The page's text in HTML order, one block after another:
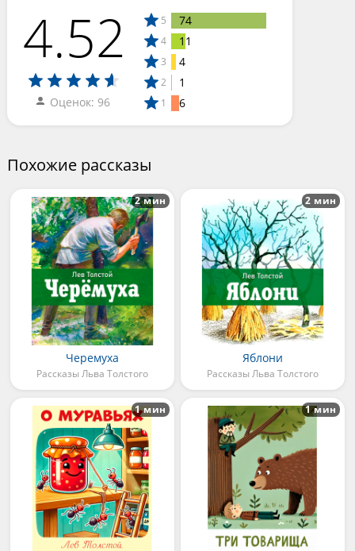
4.52
Оценок: 96
5 74
4 11
3 4
2 1
1 6
Похожие рассказы
Черемуха
Рассказы Льва Толстого
2 мин
Яблони
Рассказы Льва Толстого
2 мин
1 мин 1 мин